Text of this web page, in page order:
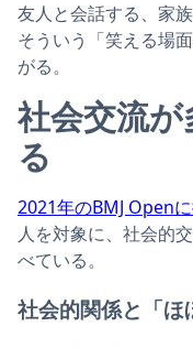
友人と会話する、家
そういう「笑える場
がる。
社会交流が
る
2021年のBMJ Open
人を対象に、社会的
べている。
社会的関係と「ほ